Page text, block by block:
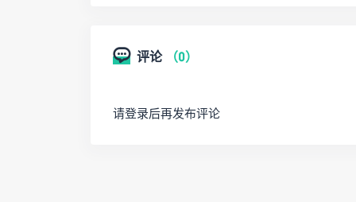
评论 （0）
请登录后再发布评论